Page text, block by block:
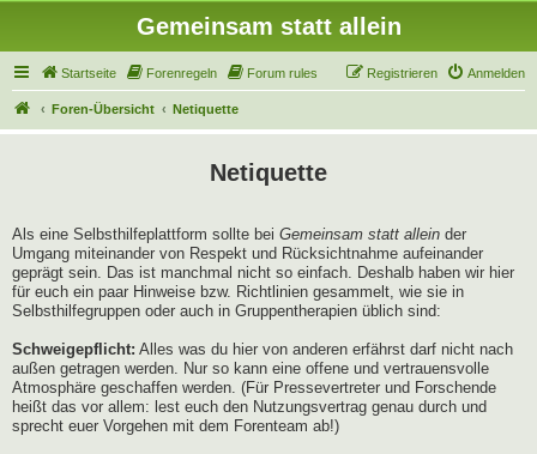
Gemeinsam statt allein
Startseite Forenregeln Forum rules Anmelden
Registrieren
Foren-Übersicht Netiquette
Netiquette
Als eine Selbsthilfeplattform sollte bei Gemeinsam statt allein der
Umgang miteinander von Respekt und Rücksichtnahme aufeinander
geprägt sein. Das ist manchmal nicht so einfach. Deshalb haben wir hier
für euch ein paar Hinweise bzw. Richtlinien gesammelt, wie sie in
Selbsthilfegruppen oder auch in Gruppentherapien üblich sind:
Schweigepflicht: Alles was du hier von anderen erfährst darf nicht nach
außen getragen werden. Nur so kann eine offene und vertrauensvolle
Atmosphäre geschaffen werden. (Für Pressevertreter und Forschende
heißt das vor allem: lest euch den Nutzungsvertrag genau durch und
sprecht euer Vorgehen mit dem Forenteam ab!)